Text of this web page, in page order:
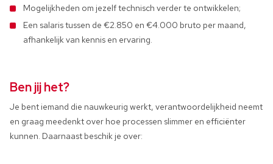
Mogelijkheden om jezelf technisch verder te ontwikkelen;
Een salaris tussen de €2.850 en €4.000 bruto per maand,
afhankelijk van kennis en ervaring.
Ben jij het?
Je bent iemand die nauwkeurig werkt, verantwoordelijkheid neemt
en graag meedenkt over hoe processen slimmer en efficiënter
kunnen. Daarnaast beschik je over: